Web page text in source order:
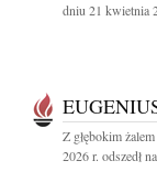
dniu 21 kwietnia
Z głębokim
2026 r. odszedł